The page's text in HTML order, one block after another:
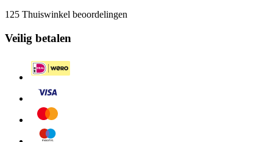
125 Thuiswinkel beoordelingen
Veilig betalen